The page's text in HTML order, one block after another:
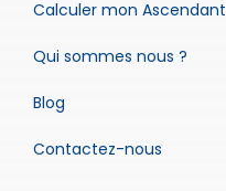
Calculer mon Ascendant
Qui sommes nous ?
Blog
Contactez-nous